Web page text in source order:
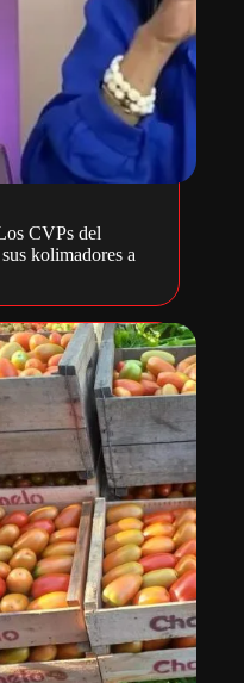
CVPs del
kolimadores a